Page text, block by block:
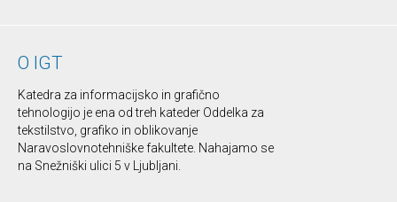
O IGT
Katedra za informacijsko in grafično
tehnologijo je ena od treh kateder Oddelka za
tekstilstvo, grafiko in oblikovanje
Naravoslovnotehniške fakultete. Nahajamo se
na Snežniški ulici 5 v Ljubljani.